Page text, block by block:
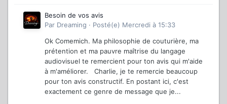
Besoin de vos avis
Par Dreaming · Posté(e) Mercredi à 15:33
Ok Comemich. Ma philosophie de couturière, ma
prétention et ma pauvre maîtrise du langage
audiovisuel te remercient pour ton avis qui m'aide
à m'améliorer. Charlie, je te remercie beaucoup
pour ton avis constructif. En postant ici, c'est
exactement ce genre de message que je...